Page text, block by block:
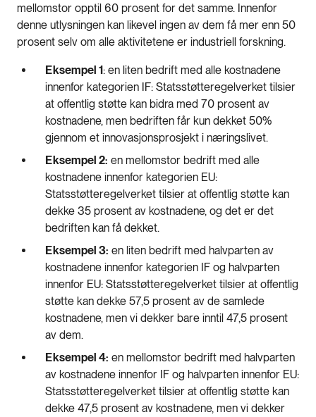
mellomstor opptil 60 prosent for det samme. Innenfor
denne utlysningen kan likevel ingen av dem få mer enn 50
prosent selv om alle aktivitetene er industriell forskning.
Eksempel 1: en liten bedrift med alle kostnadene
innenfor kategorien IF: Statsstøtteregelverket tilsier
at offentlig støtte kan bidra med 70 prosent av
kostnadene, men bedriften får kun dekket 50%
gjennom et innovasjonsprosjekt i næringslivet.
Eksempel 2: en mellomstor bedrift med alle
kostnadene innenfor kategorien EU:
Statsstøtteregelverket tilsier at offentlig støtte kan
dekke 35 prosent av kostnadene, og det er det
bedriften kan få dekket.
Eksempel 3: en liten bedrift med halvparten av
kostnadene innenfor kategorien IF og halvparten
innenfor EU: Statsstøtteregelverket tilsier at offentlig
støtte kan dekke 57,5 prosent av de samlede
kostnadene, men vi dekker bare inntil 47,5 prosent
av dem.
Eksempel 4: en mellomstor bedrift med halvparten
av kostnadene innenfor IF og halvparten innenfor EU:
Statsstøtteregelverket tilsier at offentlig støtte kan
dekke 47,5 prosent av kostnadene, men vi dekker